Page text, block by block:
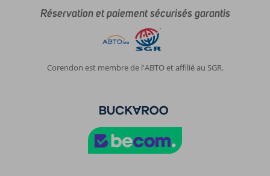
Réservation et paiement sécurisés garantis
Corendon est membre de l'ABTO et affilié au SGR.